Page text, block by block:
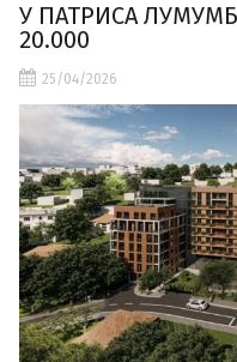
У ПАТРИСА
20.000
25/04/2026